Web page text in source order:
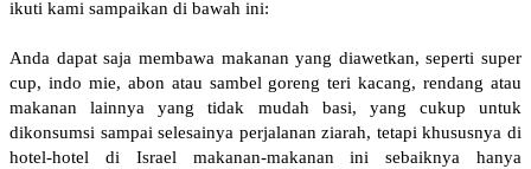
ikuti kami sampaikan di bawah ini:
Anda dapat saja membawa makanan yang diawetkan, seperti super
cup, indo mie, abon atau sambel goreng teri kacang, rendang atau
makanan lainnya yang tidak mudah basi, yang cukup untuk
dikonsumsi sampai selesainya perjalanan ziarah, tetapi khususnya di
hotel-hotel di Israel makanan-makanan ini sebaiknya hanya